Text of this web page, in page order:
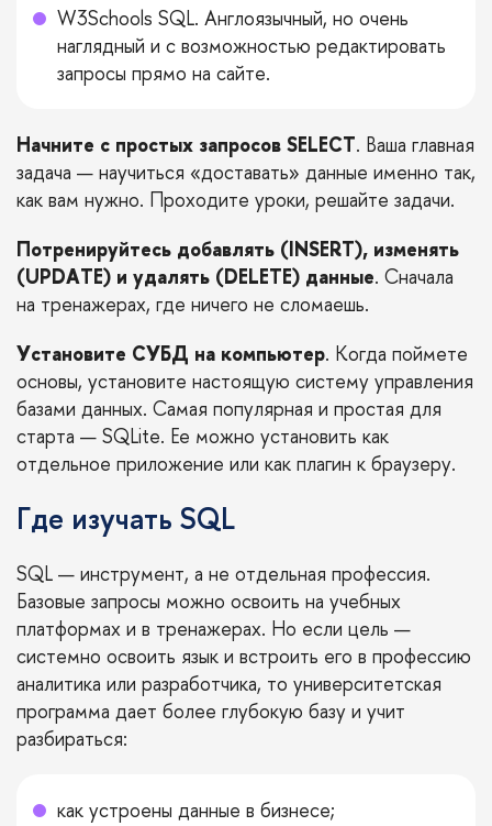
W3Schools SQL. Англоязычный, но очень
наглядный и с возможностью редактировать
запросы прямо на сайте.
Начните с простых запросов SELECT. Ваша главная
задача — научиться «доставать» данные именно так,
как вам нужно. Проходите уроки, решайте задачи.
Потренируйтесь добавлять (INSERT), изменять
(UPDATE) и удалять (DELETE) данные. Сначала
на тренажерах, где ничего не сломаешь.
Установите СУБД на компьютер. Когда поймете
основы, установите настоящую систему управления
базами данных. Самая популярная и простая для
старта — SQLite. Ее можно установить как
отдельное приложение или как плагин к браузеру.
Где изучать SQL
SQL — инструмент, а не отдельная профессия.
Базовые запросы можно освоить на учебных
платформах и в тренажерах. Но если цель —
системно освоить язык и встроить его в профессию
аналитика или разработчика, то университетская
программа дает более глубокую базу и учит
разбираться:
как устроены данные в бизнесе;